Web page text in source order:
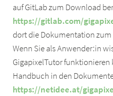
auf GitLab zum Download
https://gitlab.com/
dort die Dokumentation
Wenn Sie als Anwender:in
GigapixelTutor funktionieren
Handbuch in den
https://netidee.at/